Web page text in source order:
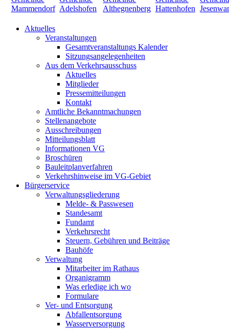
Aktuelles
Veranstaltungen
Gesamtveranstaltungs Kalender
Sitzungsangelegenheiten
Aus dem Verkehrsausschuss
Aktuelles
Mitglieder
Pressemitteilungen
Kontakt
Amtliche Bekanntmachungen
Stellenangebote
Ausschreibungen
Mitteilungsblatt
Informationen VG
Broschüren
Bauleitplanverfahren
Verkehrshinweise im VG-Gebiet
Bürgerservice
Verwaltungsgliederung
Melde- & Passwesen
Standesamt
Fundamt
Verkehrsrecht
Steuern, Gebühren und Beiträge
Bauhöfe
Verwaltung
Mitarbeiter im Rathaus
Organigramm
Was erledige ich wo
Formulare
Ver- und Entsorgung
Abfallentsorgung
Wasserversorgung